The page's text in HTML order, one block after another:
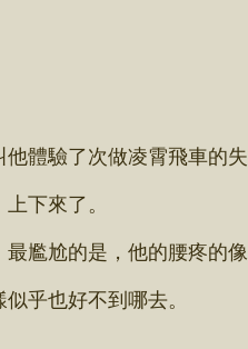
驗了次做凌霄飛車的失
下來了。
尬的是，他的腰疼的像
乎也好不到哪去。